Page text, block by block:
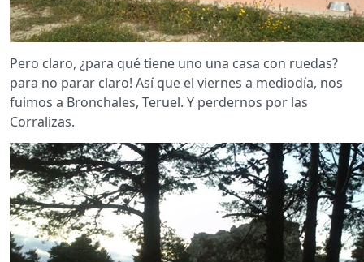
Pero claro, ¿para qué tiene uno una casa con ruedas?
para no parar claro! Así que el viernes a mediodía, nos
fuimos a Bronchales, Teruel. Y perdernos por las
Corralizas.